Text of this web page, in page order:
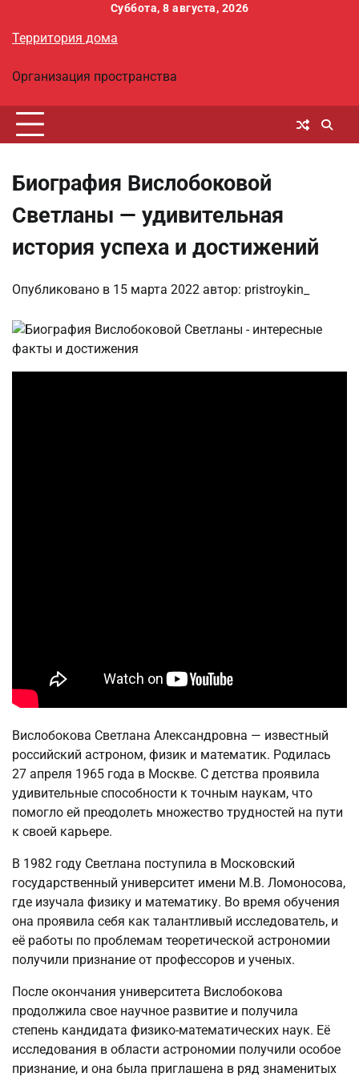
содержимому
Суббота, 8 августа, 2026
Территория дома
Организация пространства
Биография Вислобоковой
Светланы — удивительная
история успеха и достижений
Опубликовано в 15 марта 2022 автор: pristroykin_
Вислобокова Светлана Александровна — известный
российский астроном, физик и математик. Родилась
27 апреля 1965 года в Москве. С детства проявила
удивительные способности к точным наукам, что
помогло ей преодолеть множество трудностей на пути
к своей карьере.
В 1982 году Светлана поступила в Московский
государственный университет имени М.В. Ломоносова,
где изучала физику и математику. Во время обучения
она проявила себя как талантливый исследователь, и
её работы по проблемам теоретической астрономии
получили признание от профессоров и ученых.
После окончания университета Вислобокова
продолжила свое научное развитие и получила
степень кандидата физико-математических наук. Её
исследования в области астрономии получили особое
признание, и она была приглашена в ряд знаменитых